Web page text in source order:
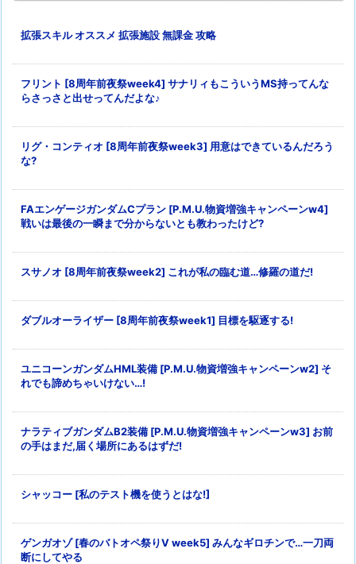
拡張スキル オススメ 拡張施設 無課金 攻略
フリント [8周年前夜祭week4] サナリィもこういうMS持ってんな
らさっさと出せってんだよな♪
リグ・コンティオ [8周年前夜祭week3] 用意はできているんだろう
な?
FAエンゲージガンダムCプラン [P.M.U.物資増強キャンペーンw4]
戦いは最後の一瞬まで分からないとも教わったけど?
スサノオ [8周年前夜祭week2] これが私の臨む道…修羅の道だ!
ダブルオーライザー [8周年前夜祭week1] 目標を駆逐する!
ユニコーンガンダムHML装備 [P.M.U.物資増強キャンペーンw2] そ
れでも諦めちゃいけない…!
ナラティブガンダムB2装備 [P.M.U.物資増強キャンペーンw3] お前
の手はまだ,届く場所にあるはずだ!
シャッコー [私のテスト機を使うとはな!]
ゲンガオゾ [春のバトオペ祭りV week5] みんなギロチンで…一刀両
断にしてやる